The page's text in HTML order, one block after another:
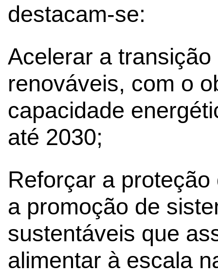
destacam-se:
Acelerar a
renováveis, com o
capacidade
até 2030;
Reforçar a
a promoção de
sustentáveis que
alimentar à escala